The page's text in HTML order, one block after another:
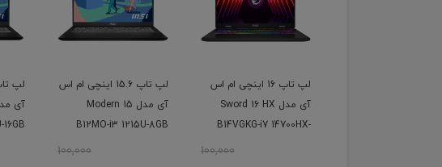
لپ تاپ 16 اینچی ام اس
آی مدل Sword 16 HX
B14VGKG-i7 14700HX-
100,000
لپ تاپ 15.6 اینچی ام اس
آی مدل Modern 15
B12MO-i3 1215U-8GB
100,000